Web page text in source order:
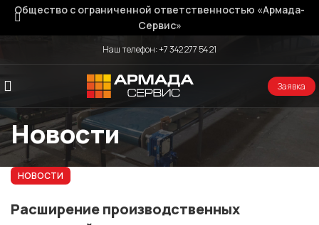
Наш телефон:+7 342 277 54 21
Заявка
Новости
НОВОСТИ
Расширение производственных
Общество с ограниченной ответственностью «Армада-
Сервис»